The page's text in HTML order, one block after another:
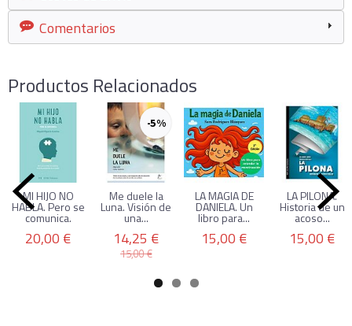
Comentarios
Productos Relacionados
MI HIJO NO
HABLA. Pero se
comunica.
20,00 €
-5 %
Me duele la
Luna. Visión de
una...
14,25 €
15,00 €
LA MAGIA DE
DANIELA. Un
libro para...
15,00 €
LA PILONA.
Historia de un
acoso...
15,00 €